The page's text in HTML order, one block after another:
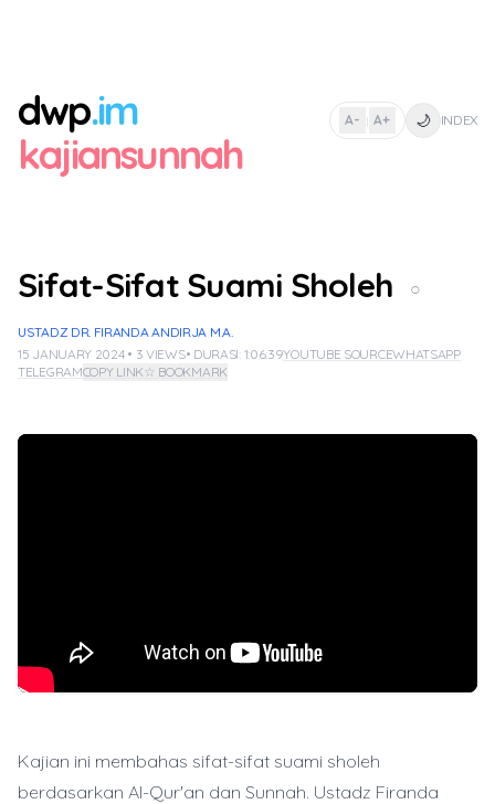
dwp.im
kajiansunnah
A- | A+ 🌙 INDEX
Sifat-Sifat Suami Sholeh ○
USTADZ DR. FIRANDA ANDIRJA M.A.
15 JANUARY 2024 • 3 VIEWS• DURASI: 1:06:39YOUTUBE SOURCEWHATSAPP
TELEGRAMCOPY LINK☆ BOOKMARK
Kajian ini membahas sifat-sifat suami sholeh
berdasarkan Al-Qur'an dan Sunnah. Ustadz Firanda